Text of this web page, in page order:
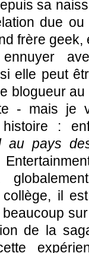
sa
due
frère geek,
elle peut
blogueur
- mais je
:
au pays
collège, il
de la